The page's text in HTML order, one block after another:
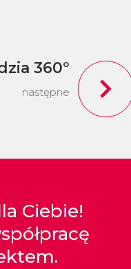

360°
następne
Ciebie!